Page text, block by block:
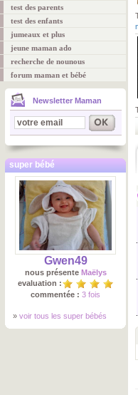
test des parents
test des enfants
jumeaux et plus
jeune maman ado
recherche de nounous
forum maman et bébé
Newsletter Maman
super bébé
Gwen49
nous présente Maëlys
evaluation :
commentée : 3 fois
» voir tous les super bébés